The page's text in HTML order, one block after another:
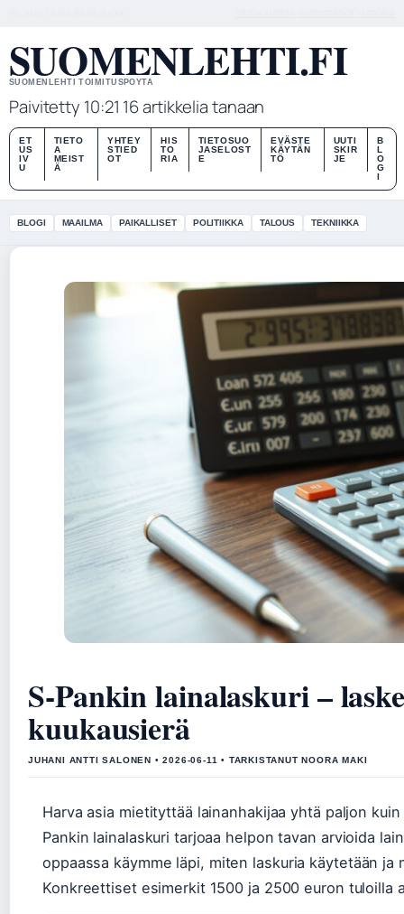
SUOMENLEHTI.FI
SUOMENLEHTI TOIMITUSPOYTA
Paivitetty 10:21 16 artikkelia tanaan
ET
US
IV
U
TIETO
A
MEIST
Ä
YHTEY
STIED
OT
HIS
TO
RIA
TIETOSUO
JASELOST
E
EVÄSTE
KÄYTÄN
TÖ
UUTI
SKIR
JE
B
L
O
G
I
BLOGI MAAILMA PAIKALLISET POLITIIKKA TALOUS TEKNIIKKA
S-Pankin lainalaskuri –
kuukausierä
JUHANI ANTTI SALONEN • 2026-06-11 • TARKISTANUT NOORA MAKI
Harva asia mietityttää lainanhakijaa yhtä paljon
Pankin lainalaskuri tarjoaa helpon tavan arvioida
oppaassa käymme läpi, miten laskuria käytetään
Konkreettiset esimerkit 1500 ja 2500 euron tuloilla